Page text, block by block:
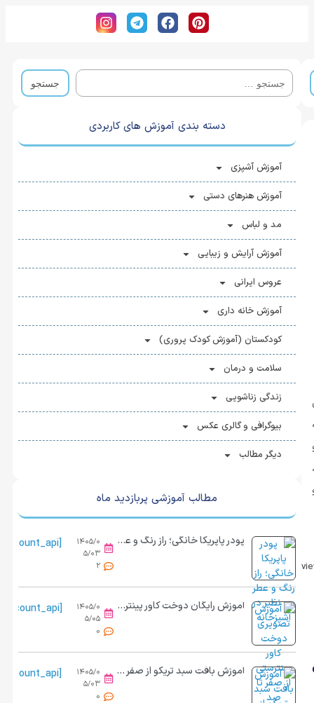
دسته بندی آموزش های کاربردی
آموزش آشپزی
آموزش هنرهای دستی
مد و لباس
آموزش آرایش و زیبایی
عروس ایرانی
آموزش خانه ‌داری
کودکستان (آموزش کودک پروری)
سلامت و درمان
زندگی زناشویی
بیوگرافی و گالری عکس
دیگر مطالب
مطالب آموزشی پربازدید ماه
پودر پاپریکا خانگی؛ راز رنگ و عطر بی نظیر در آشپزخانه
۱۴۰۵/۰
۵/۰۳
2
[view_count_api]
آموزش رایگان دوخت کاور پینترستی با نمد و پارچه در خانه
۱۴۰۵/۰
۵/۰۵
0
[view_count_api]
آموزش بافت سبد تریکو از صفر تا صد برای مبتدیان
۱۴۰۵/۰
۵/۰۳
0
[view_count_api]